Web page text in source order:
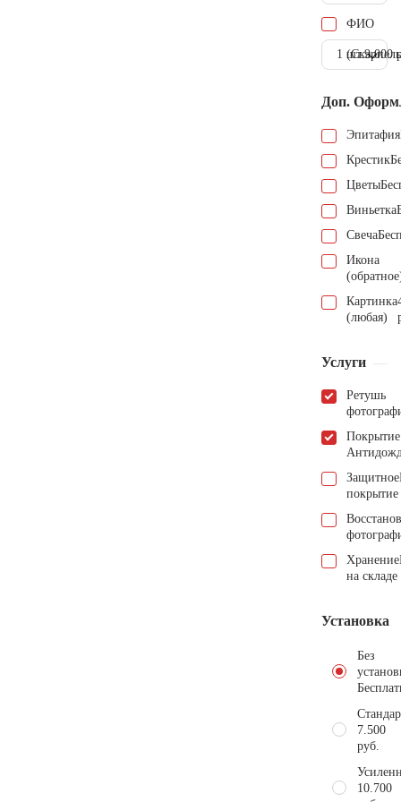
ФИО
1 шт.9.000
Доп.
Эпитафия
Крестик
Цветы
Виньетка
Свеча
Икона
Картинка
(любая)
Услуги
Ретушь
Покрытие
Защитное
покрытие
Хранение
на складе
Установка
Без
7.500
руб.
10.700